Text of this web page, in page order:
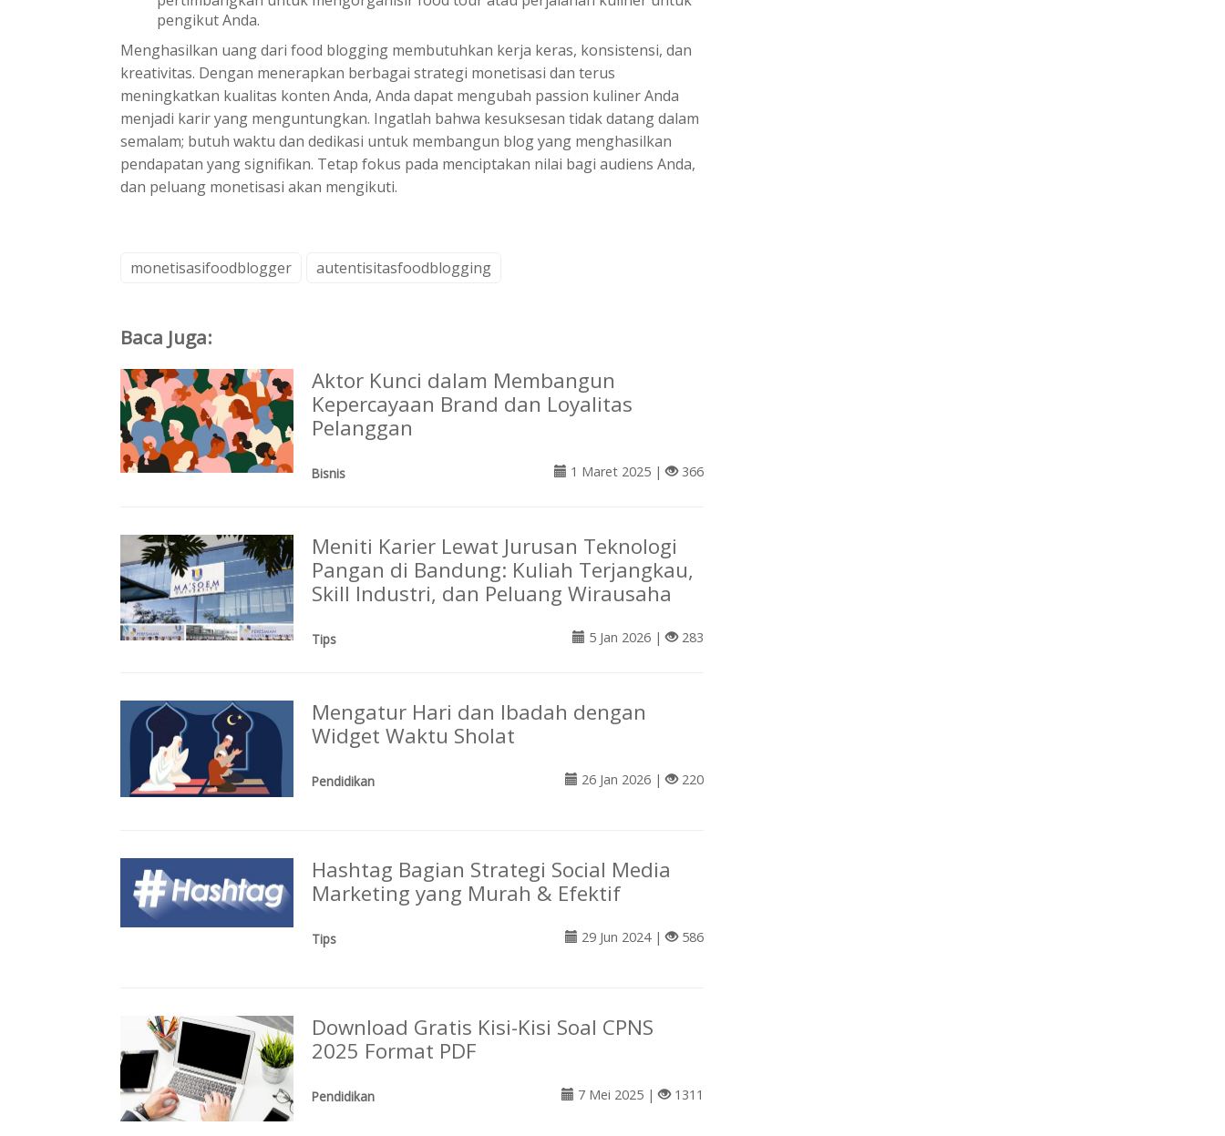
pengikut Anda.
Menghasilkan uang dari food blogging membutuhkan kerja keras, konsistensi, dan
kreativitas. Dengan menerapkan berbagai strategi monetisasi dan terus
meningkatkan kualitas konten Anda, Anda dapat mengubah passion kuliner Anda
menjadi karir yang menguntungkan. Ingatlah bahwa kesuksesan tidak datang dalam
semalam; butuh waktu dan dedikasi untuk membangun blog yang menghasilkan
pendapatan yang signifikan. Tetap fokus pada menciptakan nilai bagi audiens Anda,
dan peluang monetisasi akan mengikuti.
monetisasifoodblogger autentisitasfoodblogging
Baca Juga:
Aktor Kunci dalam Membangun
Kepercayaan Brand dan Loyalitas
Pelanggan
Bisnis 1 Maret 2025 | 366
Meniti Karier Lewat Jurusan Teknologi
Pangan di Bandung: Kuliah Terjangkau,
Skill Industri, dan Peluang Wirausaha
Tips 5 Jan 2026 | 283
Mengatur Hari dan Ibadah dengan
Widget Waktu Sholat
Pendidikan 26 Jan 2026 | 220
Hashtag Bagian Strategi Social Media
Marketing yang Murah & Efektif
Tips 29 Jun 2024 | 586
Download Gratis Kisi-Kisi Soal CPNS
2025 Format PDF
Pendidikan 7 Mei 2025 | 1311